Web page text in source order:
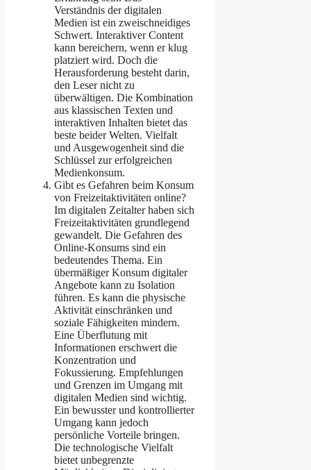
Verständnis der digitalen
Medien ist ein zweischneidiges
Schwert. Interaktiver Content
kann bereichern, wenn er klug
platziert wird. Doch die
Herausforderung besteht darin,
den Leser nicht zu
überwältigen. Die Kombination
aus klassischen Texten und
interaktiven Inhalten bietet das
beste beider Welten. Vielfalt
und Ausgewogenheit sind die
Schlüssel zur erfolgreichen
Medienkonsum.
Gibt es Gefahren beim Konsum
von Freizeitaktivitäten online?
Im digitalen Zeitalter haben sich
Freizeitaktivitäten grundlegend
gewandelt. Die Gefahren des
Online-Konsums sind ein
bedeutendes Thema. Ein
übermäßiger Konsum digitaler
Angebote kann zu Isolation
führen. Es kann die physische
Aktivität einschränken und
soziale Fähigkeiten mindern.
Eine Überflutung mit
Informationen erschwert die
Konzentration und
Fokussierung. Empfehlungen
und Grenzen im Umgang mit
digitalen Medien sind wichtig.
Ein bewusster und kontrollierter
Umgang kann jedoch
persönliche Vorteile bringen.
Die technologische Vielfalt
bietet unbegrenzte